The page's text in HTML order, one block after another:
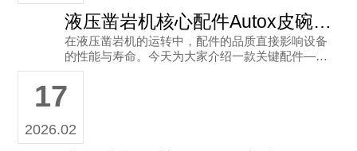
液压凿岩机核心配件Autox皮碗1522 5488：88x46尺寸的耐用之选
在液压凿岩机的运转中，配件的品质直接影响设备
的性能与寿命。今天为大家介绍一款关键配件——
Autox皮碗1522 5488，尺寸为88x46，它可是韩国
制造的优质
17
2026.02